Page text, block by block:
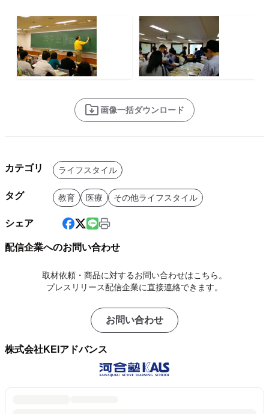
画像一括ダウンロード
カテゴリ ライフスタイル
タグ 教育 医療 その他ライフスタイル
シェア
配信企業へのお問い合わせ
取材依頼・商品に対するお問い合わせはこちら。
プレスリリース配信企業に直接連絡できます。
お問い合わせ
株式会社KEIアドバンス